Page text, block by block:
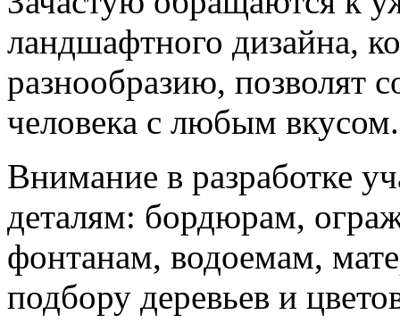
ландшафтного дизайна,
разнообразию, позволят
человека с любым вкусом.
Внимание в разработке
деталям: бордюрам,
фонтанам, водоемам,
подбору деревьев и